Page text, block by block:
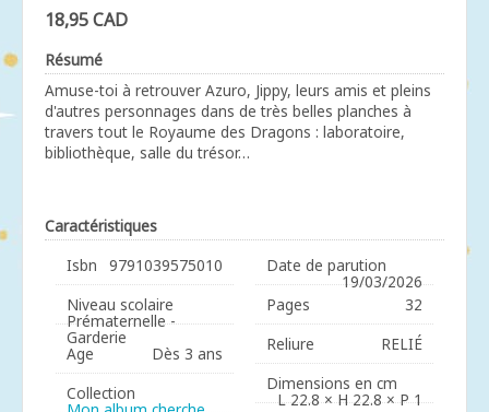
18,95 CAD
Résumé
Amuse-toi à retrouver Azuro, Jippy, leurs amis et pleins
d'autres personnages dans de très belles planches à
travers tout le Royaume des Dragons : laboratoire,
bibliothèque, salle du trésor…
Caractéristiques
Isbn
9791039575010
Niveau scolaire
Prématernelle -
Garderie
Age
Dès 3 ans
Collection
Date de parution
19/03/2026
Pages
32
Reliure
RELIÉ
Dimensions en cm
L 22.8 × H 22.8 × P 1